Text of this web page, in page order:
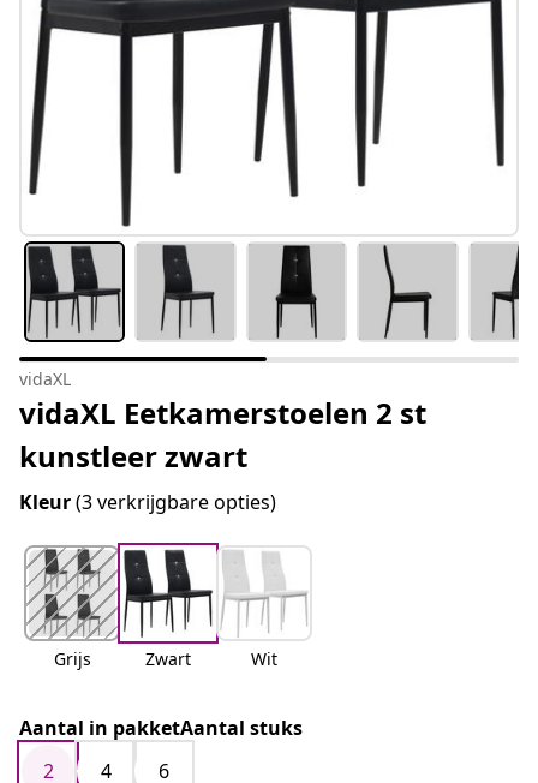
vidaXL
vidaXL Eetkamerstoelen 2 st
kunstleer zwart
Kleur(3 verkrijgbare opties)
Grijs Zwart Wit
Aantal in pakketAantal stuks
2
4 6